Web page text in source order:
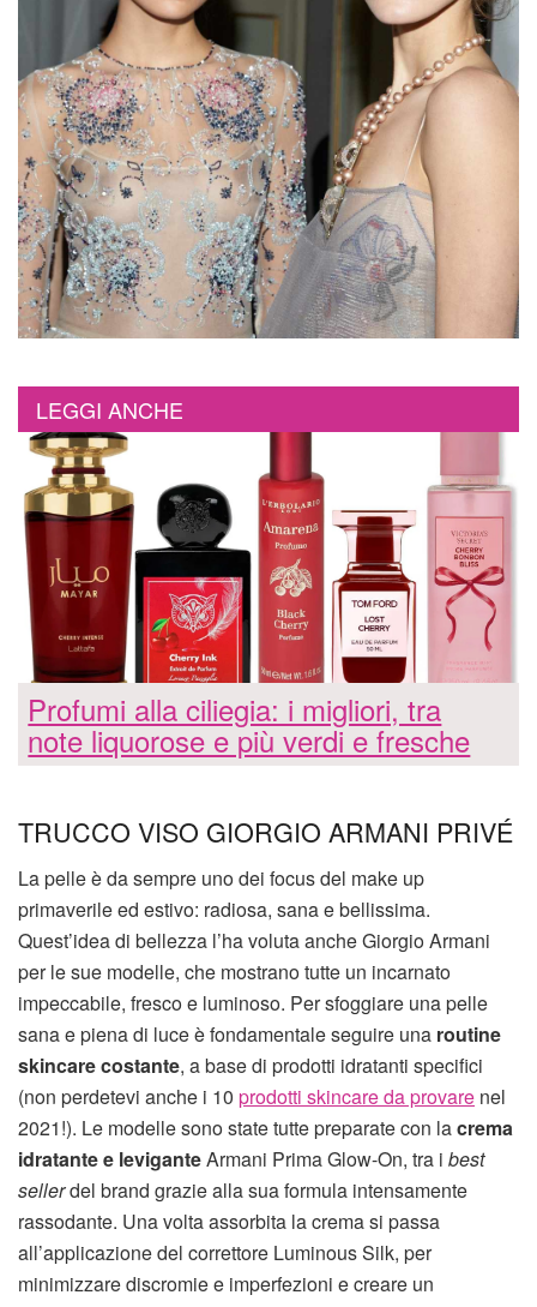
LEGGI ANCHE
Profumi alla ciliegia: i migliori, tra
note liquorose e più verdi e fresche
TRUCCO VISO GIORGIO ARMANI PRIVÉ
La pelle è da sempre uno dei focus del make up
primaverile ed estivo: radiosa, sana e bellissima.
Quest’idea di bellezza l’ha voluta anche Giorgio Armani
per le sue modelle, che mostrano tutte un incarnato
impeccabile, fresco e luminoso. Per sfoggiare una pelle
sana e piena di luce è fondamentale seguire una routine
skincare costante, a base di prodotti idratanti specifici
(non perdetevi anche i 10 prodotti skincare da provare nel
2021!). Le modelle sono state tutte preparate con lacrema
idratante e leviganteArmani Prima Glow-On, tra i best
sellerdel brand grazie alla sua formula intensamente
rassodante. Una volta assorbita la crema si passa
all’applicazione del correttore Luminous Silk, per
minimizzare discromie e imperfezioni e creare un